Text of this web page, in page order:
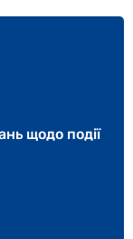
щодо події